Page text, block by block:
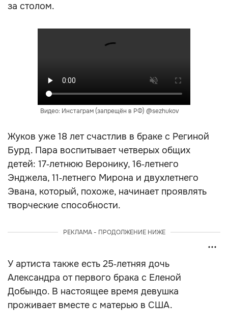
за столом.
Видео: Инстаграм (запрещён в РФ) @sezhukov
Жуков уже 18 лет счастлив в браке с Региной
Бурд. Пара воспитывает четверых общих
детей: 17‑летнюю Веронику, 16‑летнего
Энджела, 11‑летнего Мирона и двухлетнего
Эвана, который, похоже, начинает проявлять
творческие способности.
РЕКЛАМА - ПРОДОЛЖЕНИЕ НИЖЕ
У артиста также есть 25‑летняя дочь
Александра от первого брака с Еленой
Добындо. В настоящее время девушка
проживает вместе с матерью в США.